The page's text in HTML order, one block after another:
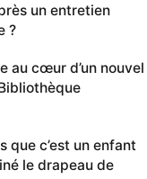
un entretien
?
au cœur d’un nouvel
que c’est un enfant
le drapeau de